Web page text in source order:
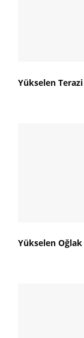
Yükselen
Yükselen